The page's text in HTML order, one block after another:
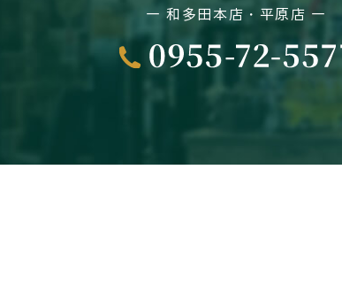
― 和多田本店・平原店 ―